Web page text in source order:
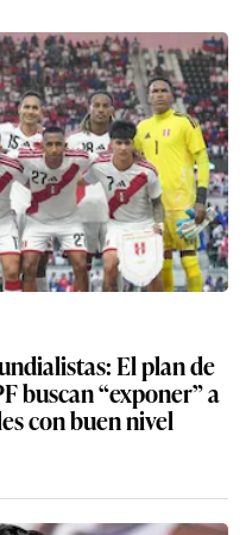
El plan de
buscan “exponer” a
con buen nivel